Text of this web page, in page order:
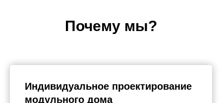
Почему мы?
Индивидуальное проектирование
модульного дома